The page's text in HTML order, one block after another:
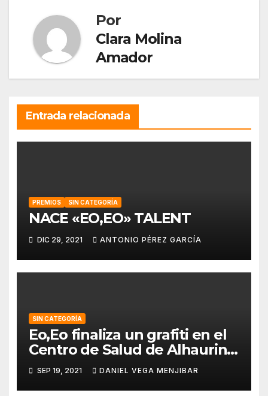
Por
Clara Molina
Amador
Entrada relacionada
PREMIOS SIN CATEGORÍA
NACE «EO,EO» TALENT
DIC 29, 2021 ANTONIO PÉREZ GARCÍA
SIN CATEGORÍA
Eo,Eo finaliza un grafiti en el
Centro de Salud de Alhaurin
de la Torre.
SEP 19, 2021 DANIEL VEGA MENJIBAR